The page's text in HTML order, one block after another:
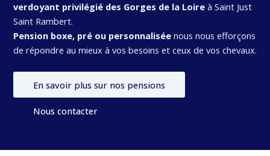
verdoyant privilégié des Gorges de la Loireà Saint Just
Saint Rambert.
Pension boxe, pré ou personnaliséenous nous efforçons
de répondre au mieux à vos besoins et ceux de vos chevaux.
En savoir plus sur nos pensions
Nous contacter